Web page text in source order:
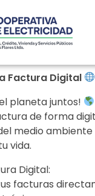
Factura Digital
planeta juntos!
de forma
medio
vida.
Digital:
facturas